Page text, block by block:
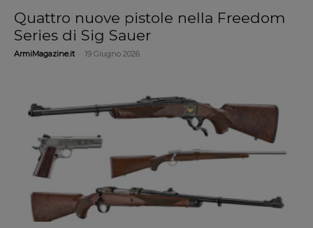
Quattro nuove pistole nella Freedom
Series di Sig Sauer
ArmiMagazine.it 19 Giugno 2026